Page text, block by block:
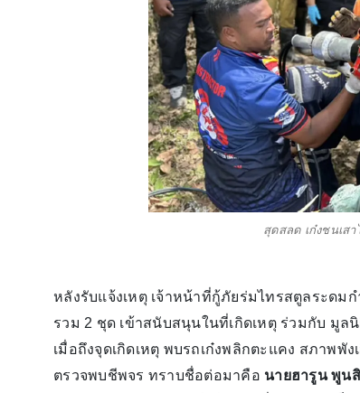
สุดสลด เก๋งชนเส
หลังรับแจ้งเหตุ เจ้าหน้าที่กู้ภัยร่มไทรสตูลระด
รวม 2 ชุด เข้าสนับสนุนในที่เกิดเหตุ ร่วมกับ มูล
เมื่อถึงจุดเกิดเหตุ พบรถเก๋งพลิกตะแคง สภาพ
ตรวจพบชีพจร ทราบชื่อต่อมาคือ นายฮารูน พูน